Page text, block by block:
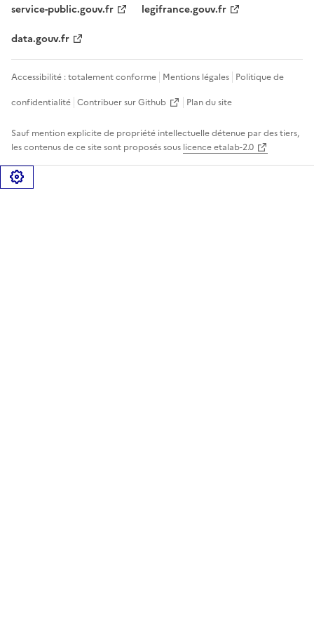
service-public.gouv.fr
legifrance.gouv.fr
data.gouv.fr
Accessibilité : totalement conforme Mentions légales Politique de
confidentialité Contribuer sur Github Plan du site
Sauf mention explicite de propriété intellectuelle détenue par des tiers,
les contenus de ce site sont proposés sous licence etalab-2.0
Gérer les cookies